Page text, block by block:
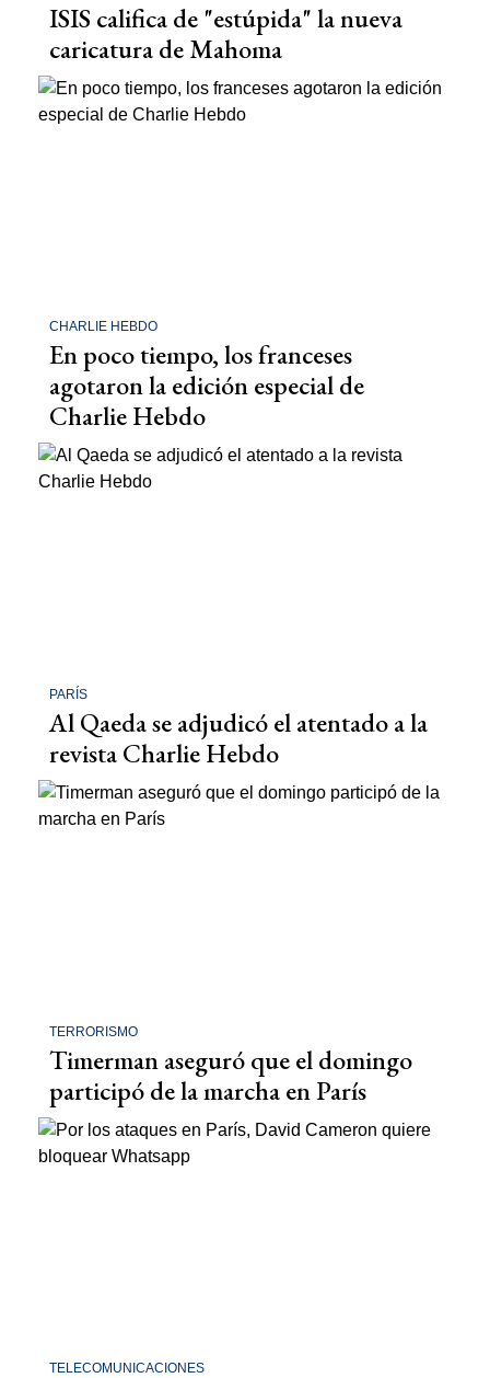
ISIS califica de "estúpida" la nueva
caricatura de Mahoma
CHARLIE HEBDO
En poco tiempo, los franceses
agotaron la edición especial de
Charlie Hebdo
PARÍS
Al Qaeda se adjudicó el atentado a la
revista Charlie Hebdo
TERRORISMO
Timerman aseguró que el domingo
participó de la marcha en París
TELECOMUNICACIONES